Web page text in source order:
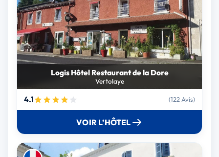
Logis Hôtel Restaurant de la Dore
Vertolaye
4.1 (122 Avis)
VOIR L’HÔTEL